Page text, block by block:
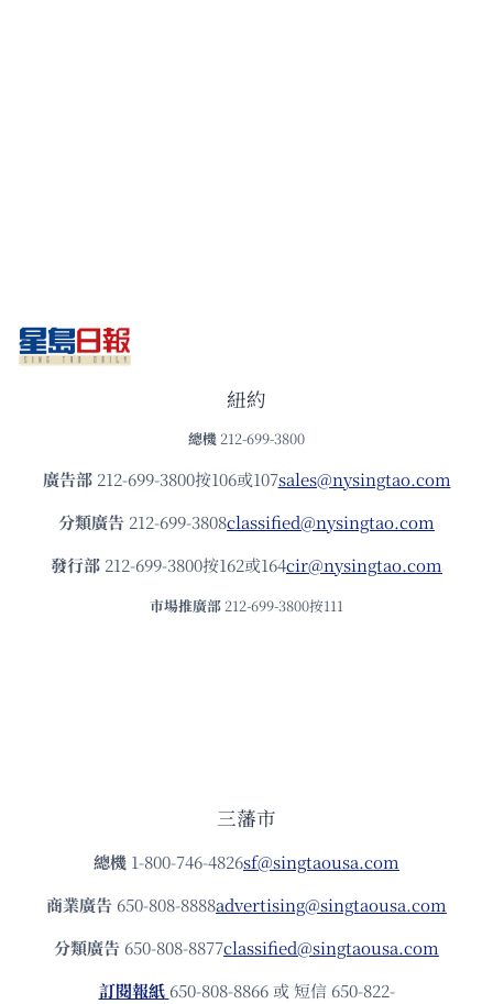
紐約
總機 212-699-3800
廣告部212-699-3800按106或107sales@nysingtao.com
分類廣告 212-699-3808classified@nysingtao.com
發⾏部 212-699-3800按162或164cir@nysingtao.com
市場推廣部 212-699-3800按111
三藩市
總機 1-800-746-4826sf@singtaousa.com
商業廣告 650-808-8888advertising@singtaousa.com
分類廣告 650-808-8877classified@singtaousa.com
訂閱報紙 650-808-8866 或 短信 650-822-